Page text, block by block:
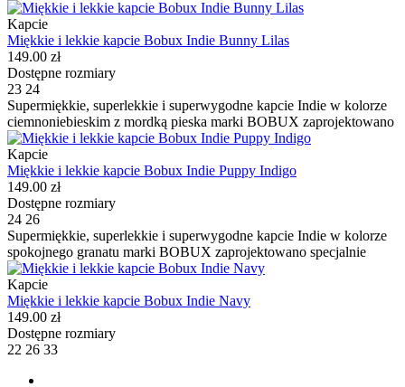
Kapcie
Miękkie i lekkie kapcie Bobux Indie Bunny Lilas
149.00 zł
Dostępne rozmiary
23 24
Supermiękkie, superlekkie i superwygodne kapcie Indie w kolorze
ciemnoniebieskim z mordką pieska marki BOBUX zaprojektowano
Kapcie
Miękkie i lekkie kapcie Bobux Indie Puppy Indigo
149.00 zł
Dostępne rozmiary
24 26
Supermiękkie, superlekkie i superwygodne kapcie Indie w kolorze
spokojnego granatu marki BOBUX zaprojektowano specjalnie
Kapcie
Miękkie i lekkie kapcie Bobux Indie Navy
149.00 zł
Dostępne rozmiary
22 26 33